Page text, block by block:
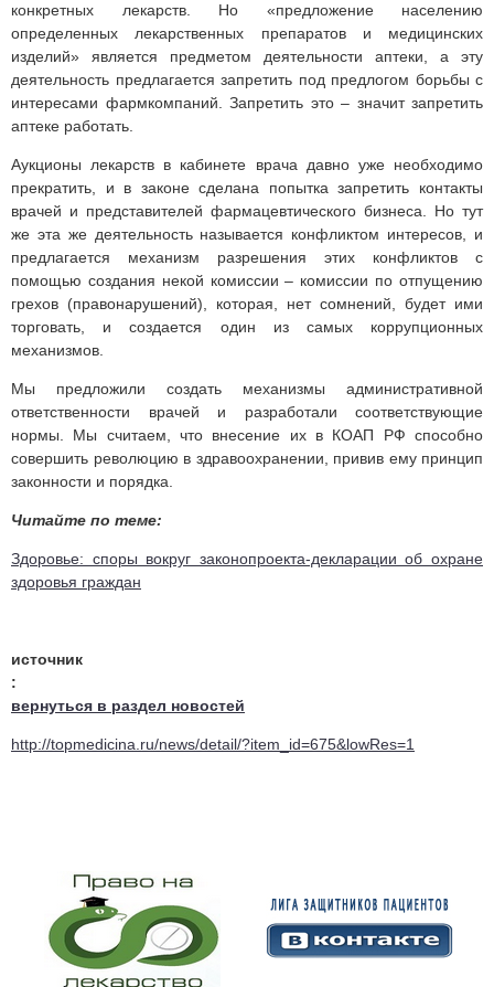
конкретных лекарств. Но «предложение населению
определенных лекарственных препаратов и медицинских
изделий» является предметом деятельности аптеки, а эту
деятельность предлагается запретить под предлогом борьбы с
интересами фармкомпаний. Запретить это – значит запретить
аптеке работать.
Аукционы лекарств в кабинете врача давно уже необходимо
прекратить, и в законе сделана попытка запретить контакты
врачей и представителей фармацевтического бизнеса. Но тут
же эта же деятельность называется конфликтом интересов, и
предлагается механизм разрешения этих конфликтов с
помощью создания некой комиссии – комиссии по отпущению
грехов (правонарушений), которая, нет сомнений, будет ими
торговать, и создается один из самых коррупционных
механизмов.
Мы предложили создать механизмы административной
ответственности врачей и разработали соответствующие
нормы. Мы считаем, что внесение их в КОАП РФ способно
совершить революцию в здравоохранении, привив ему принцип
законности и порядка.
Читайте по теме:
Здоровье: споры вокруг законопроекта-декларации об охране
здоровья граждан
источник
:
вернуться в раздел новостей
http://topmedicina.ru/news/detail/?item_id=675&lowRes=1